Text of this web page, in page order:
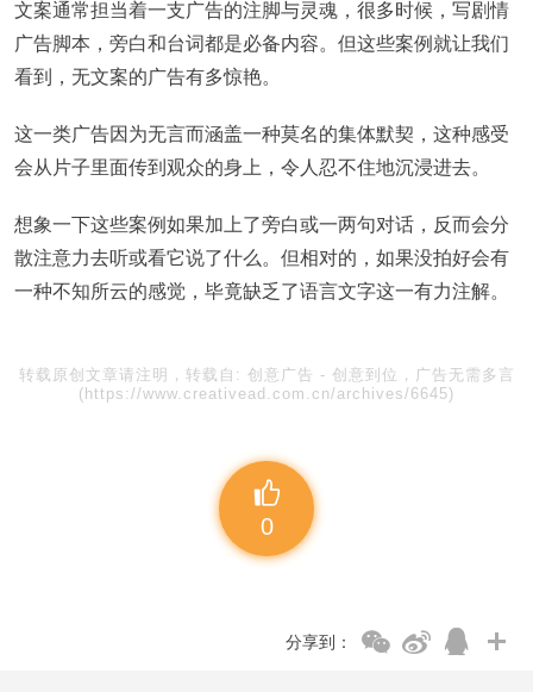
文案通常担当着一支广告的注脚与灵魂，很多时候，写剧情
广告脚本，旁白和台词都是必备内容。但这些案例就让我们
看到，无文案的广告有多惊艳。
这一类广告因为无言而涵盖一种莫名的集体默契，这种感受
会从片子里面传到观众的身上，令人忍不住地沉浸进去。
想象一下这些案例如果加上了旁白或一两句对话，反而会分
散注意力去听或看它说了什么。但相对的，如果没拍好会有
一种不知所云的感觉，毕竟缺乏了语言文字这一有力注解。
转载原创文章请注明，转载自: 创意广告 - 创意到位，广告无需多言
(https://www.creativead.com.cn/archives/6645)
0
分享到：